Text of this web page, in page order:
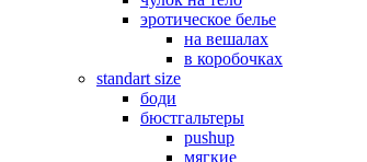
эротическое белье
на вешалах
в коробочках
standart size
боди
бюстгальтеры
pushup
мягкие